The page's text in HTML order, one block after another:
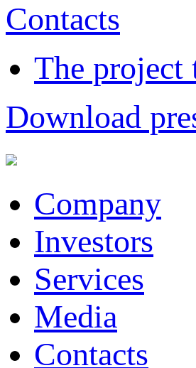
Contacts
The project
Download
Company
Investors
Services
Media
Contacts